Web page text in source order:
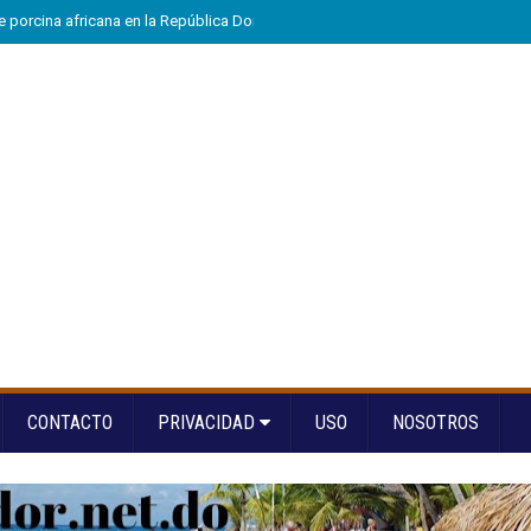
africana en la República Dominicana
CONTACTO PRIVACIDAD USO NOSOTROS